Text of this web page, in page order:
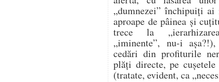
„dumnezei” închipuiți
aproape de pâinea și
trece la
„iminente”, nu-i
cedări din profiturile
plăți directe, pe
(tratate, evident, ca